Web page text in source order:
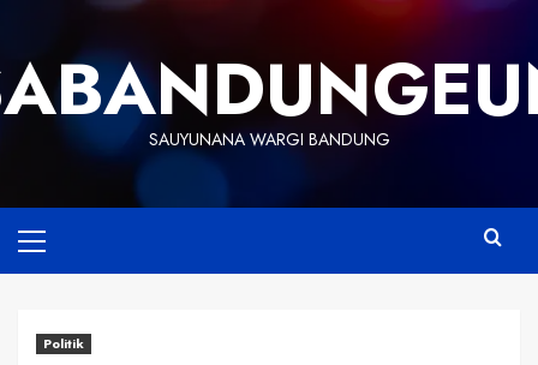
content
SAUYUNANA WARGI BANDUNG
Menu
Politik